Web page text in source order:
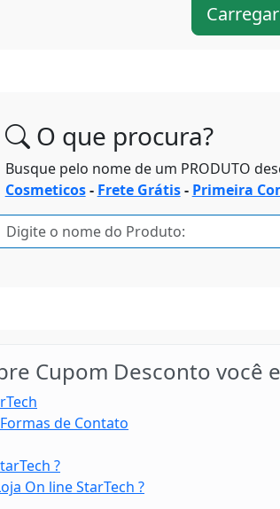
O que procura?
Busque pelo nome de um PRODUTO
Cosmeticos- Frete Grátis- Primeira
Cupom Desconto você
de Contato
?
On line StarTech ?